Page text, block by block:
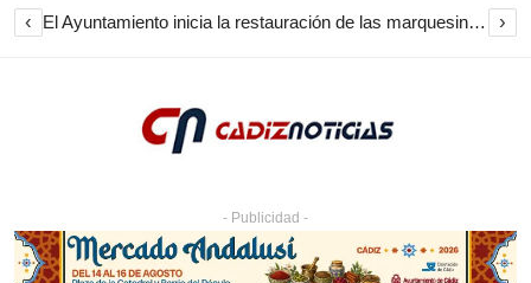
‹ El Ayuntamiento inicia la restauración de las marquesinas de Plaza Esteve para volver a instalarlas en el centro de Jerez ›
- Publicidad -